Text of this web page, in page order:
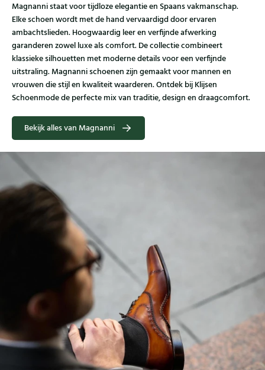
Magnanni staat voor tijdloze elegantie en Spaans vakmanschap.
Elke schoen wordt met de hand vervaardigd door ervaren
ambachtslieden. Hoogwaardig leer en verfijnde afwerking
garanderen zowel luxe als comfort. De collectie combineert
klassieke silhouetten met moderne details voor een verfijnde
uitstraling. Magnanni schoenen zijn gemaakt voor mannen en
vrouwen die stijl en kwaliteit waarderen. Ontdek bij Klijsen
Schoenmode de perfecte mix van traditie, design en draagcomfort.
Bekijk alles van Magnanni